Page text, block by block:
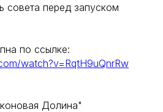
совета перед запуском
по ссылке:
watch?v=RqtH9uQnrRw
Долина"